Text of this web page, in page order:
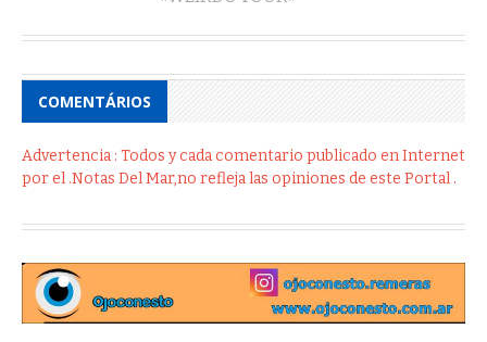
COMENTÁRIOS
Advertencia : Todos y cada comentario publicado en Internet
por el .Notas Del Mar,no refleja las opiniones de este Portal .